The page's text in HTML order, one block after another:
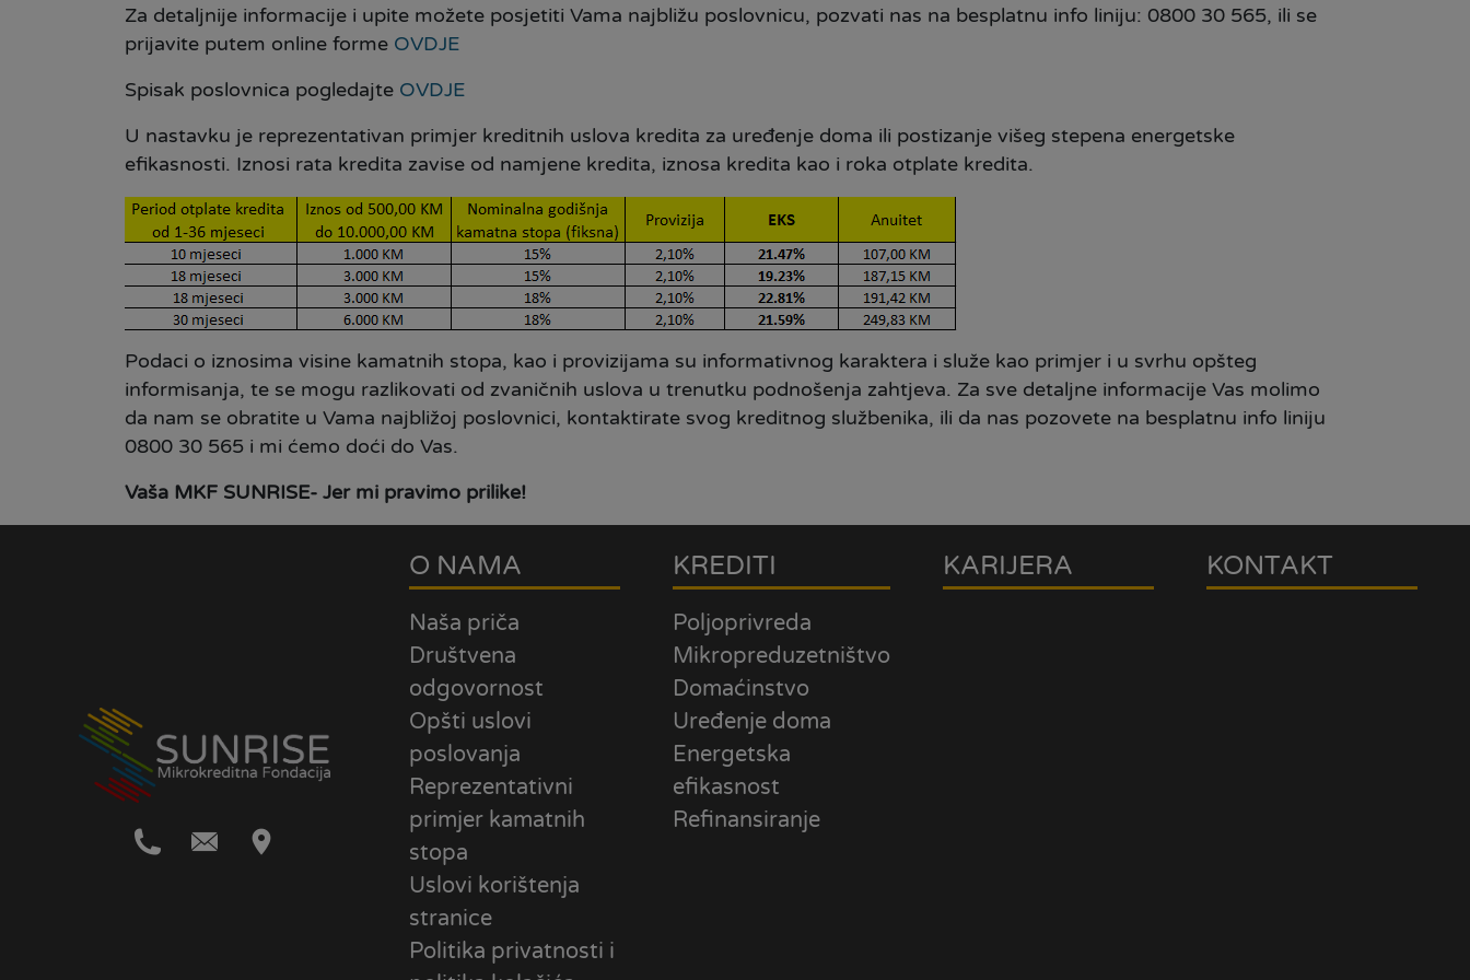
Za detaljnije informacije i upite možete posjetiti Vama najbližu poslovnicu, pozvati nas na besplatnu info liniju: 0800 30 565, ili se
prijavite putem online forme OVDJE
Spisak poslovnica pogledajte OVDJE
U nastavku je reprezentativan primjer kreditnih uslova kredita za uređenje doma ili postizanje višeg stepena energetske
efikasnosti. Iznosi rata kredita zavise od namjene kredita, iznosa kredita kao i roka otplate kredita.
Podaci o iznosima visine kamatnih stopa, kao i provizijama su informativnog karaktera i služe kao primjer i u svrhu opšteg
informisanja, te se mogu razlikovati od zvaničnih uslova u trenutku podnošenja zahtjeva. Za sve detaljne informacije Vas molimo
da nam se obratite u Vama najbližoj poslovnici, kontaktirate svog kreditnog službenika, ili da nas pozovete na besplatnu info liniju
0800 30 565 i mi ćemo doći do Vas.
Vaša MKF SUNRISE- Jer mi pravimo prilike!
O NAMA
Naša priča
Društvena
odgovornost
Opšti uslovi
poslovanja
Reprezentativni
primjer kamatnih
stopa
Uslovi korištenja
stranice
Politika privatnosti i
KREDITI
Poljoprivreda
Mikropreduzetništvo
Domaćinstvo
Uređenje doma
Energetska
efikasnost
Refinansiranje
KARIJERA KONTAKT